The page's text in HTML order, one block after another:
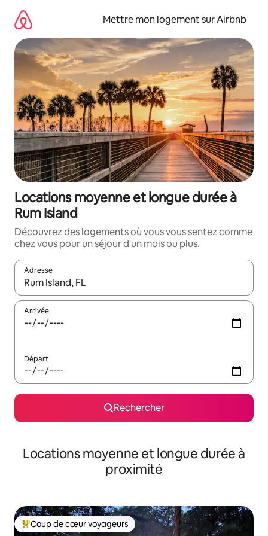
directement
contenu
Mettre mon logement sur Airbnb
Locations moyenne et longue durée à
Rum Island
Découvrez des logements où vous vous sentez comme
chez vous pour un séjour d'un mois ou plus.
Adresse
Lorsque les résultats s'affichent, utilisez les flèches vers le
Arrivée
Départ
Rechercher
Locations moyenne et longue durée à
proximité
Coups de cœur voyageurs les plus appréciés
Coup de cœur voyageurs